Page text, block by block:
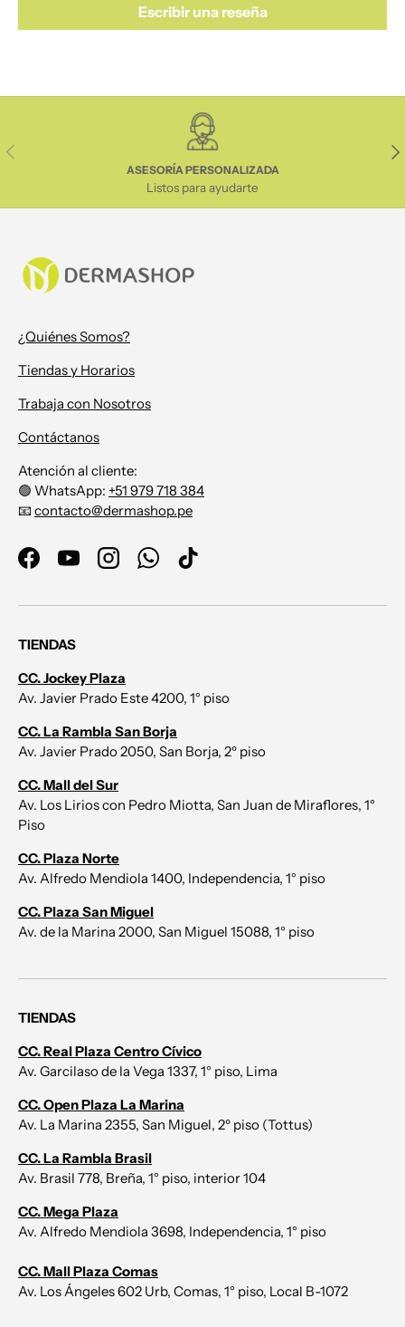
Escribir una reseña
Anterior
ASESORÍA PERSONALIZADA
Listos para ayudarte
¿Quiénes Somos?
Tiendas y Horarios
Trabaja con Nosotros
Contáctanos
Atención al cliente:
🟢 WhatsApp: +51 979 718 384
📧 contacto@dermashop.pe
FacebookYouTubeInstagramWhatsApp
TikTok
TIENDAS
CC. Jockey Plaza
Av. Javier Prado Este 4200, 1° piso
CC. La Rambla San Borja
Av. Javier Prado 2050, San Borja, 2º piso
CC. Mall del Sur
Av. Los Lirios con Pedro Miotta, San Juan de Miraflores, 1°
Piso
CC. Plaza Norte
Av. Alfredo Mendiola 1400, Independencia, 1° piso
CC. Plaza San Miguel
Av. de la Marina 2000, San Miguel 15088, 1° piso
TIENDAS
CC. Real Plaza Centro Cívico
Av. Garcilaso de la Vega 1337, 1° piso, Lima
CC. Open Plaza La Marina
Av. La Marina 2355, San Miguel, 2º piso (Tottus)
CC. La Rambla Brasil
Av. Brasil 778, Breña, 1° piso, interior 104
CC. Mega Plaza
Av. Alfredo Mendiola 3698, Independencia, 1° piso
CC. Mall Plaza Comas
Av. Los Ángeles 602 Urb, Comas, 1° piso, Local B-1072